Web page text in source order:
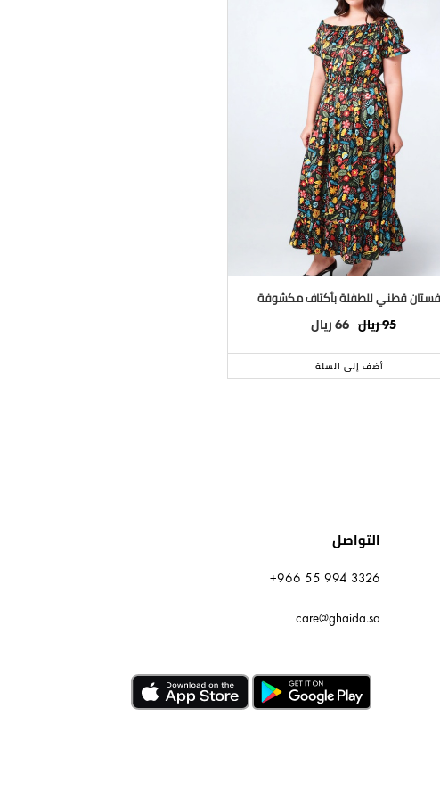
فستان قطني للطفلة بأكتاف مكشوفة
ريال95 ريال 66
أضف إلى السلة
التواصل
+966 55 994 3326
care@ghaida.sa